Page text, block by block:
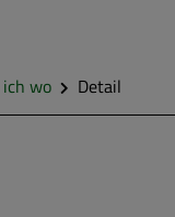
wo Detail